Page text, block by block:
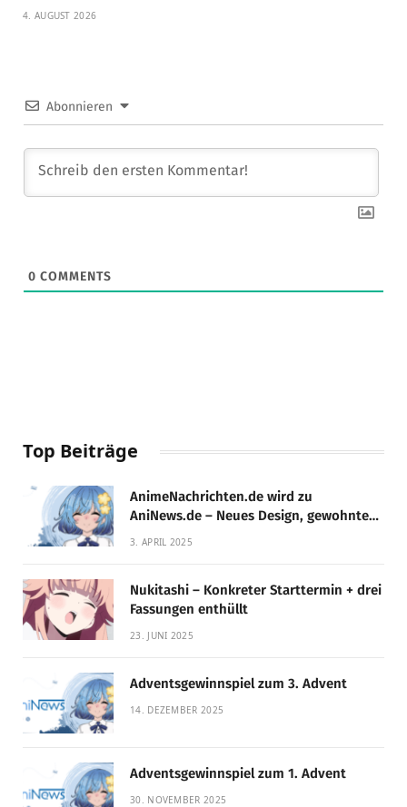
4. AUGUST 2026
Abonnieren
0 COMMENTS
Top Beiträge
AnimeNachrichten.de wird zu
AniNews.de – Neues Design, gewohnte
Qualität!
3. APRIL 2025
Nukitashi – Konkreter Starttermin + drei
Fassungen enthüllt
23. JUNI 2025
Adventsgewinnspiel zum 3. Advent
14. DEZEMBER 2025
Adventsgewinnspiel zum 1. Advent
30. NOVEMBER 2025